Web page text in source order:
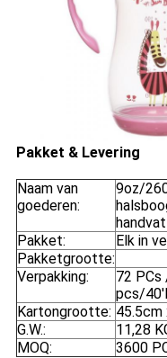
Pakket & Levering
Naam van
goederen:
9oz/
handvat
Pakket:
Elk in
Pakketgrootte:
Verpakking:
72
pcs/
Kartongrootte:
G.W.:
11,28
MOQ:
3600